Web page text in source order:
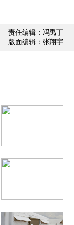
责任编辑：冯禹丁
版面编辑：张翔宇